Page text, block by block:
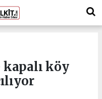
kapalı köy